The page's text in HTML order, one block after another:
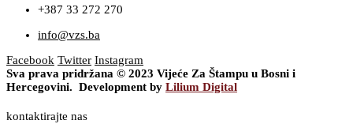
+387 33 272 270
info@vzs.ba
Facebook Twitter Instagram
Sva prava pridržana © 2023 Vijeće Za Štampu u Bosni i
Hercegovini. Development by Lilium Digital
kontaktirajte nas